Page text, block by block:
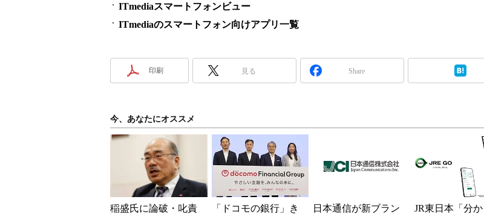
ITmediaスマートフォンビュー
ITmediaのスマートフォン向けアプリ一覧
印刷 見る Share
今、あなたにオススメ
稲盛氏に論破・叱責
「ドコモの銀行」き
日本通信が新ブラン
JR東日本「分